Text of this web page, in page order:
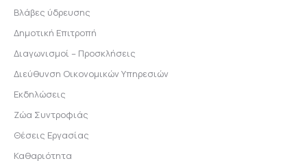
Βλάβες ύδρευσης
Δημοτική Επιτροπή
Διαγωνισμοί – Προσκλήσεις
Διεύθυνση Οικονομικών Υπηρεσιών
Εκδηλώσεις
Ζώα Συντροφιάς
Θέσεις Εργασίας
Καθαριότητα